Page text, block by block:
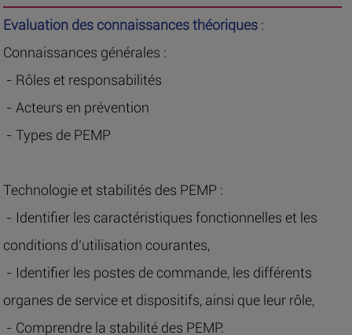
Evaluation des connaissances théoriques :
Connaissances générales :
- Rôles et responsabilités
- Acteurs en prévention
- Types de PEMP
Technologie et stabilités des PEMP :
- Identifier les caractéristiques fonctionnelles et les
conditions d’utilisation courantes,
- Identifier les postes de commande, les différents
organes de service et dispositifs, ainsi que leur rôle,
- Comprendre la stabilité des PEMP.